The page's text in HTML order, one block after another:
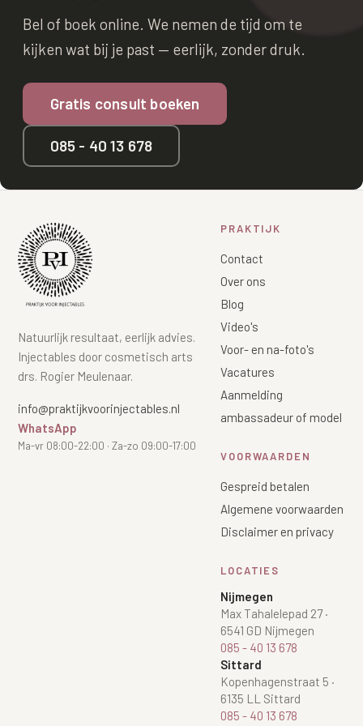
Bel of boek online. We nemen de tijd om te
kijken wat bij je past — eerlijk, zonder druk.
Gratis consult boeken
085 - 40 13 678
Natuurlijk resultaat, eerlijk advies.
Injectables door cosmetisch arts
drs. Rogier Meulenaar.
info@praktijkvoorinjectables.nl
WhatsApp
Ma-vr 08:00-22:00 · Za-zo 09:00-17:00
PRAKTIJK
Contact
Over ons
Blog
Video's
Voor- en na-foto's
Vacatures
Aanmelding
ambassadeur of model
VOORWAARDEN
Gespreid betalen
Algemene voorwaarden
Disclaimer en privacy
LOCATIES
Nijmegen
Max Tahalelepad 27·
6541 GD Nijmegen
085 - 40 13 678
Sittard
Kopenhagenstraat 5 ·
6135 LL Sittard
085 - 40 13 678